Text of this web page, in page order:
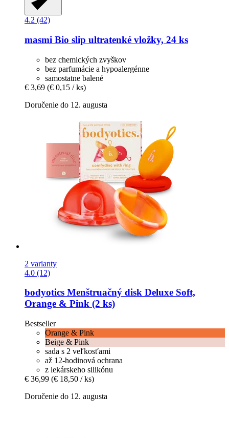
4.2 (42)
masmi Bio slip ultratenké vložky, 24 ks
bez chemických zvyškov
bez parfumácie a hypoalergénne
samostatne balené
€ 3,69 (€ 0,15 / ks)
Doručenie do 12. augusta
2 varianty
4.0 (12)
bodyotics Menštruačný disk Deluxe Soft,
Orange & Pink (2 ks)
Bestseller
Orange & Pink
Beige & Pink
sada s 2 veľkosťami
až 12-hodinová ochrana
z lekárskeho silikónu
€ 36,99 (€ 18,50 / ks)
Doručenie do 12. augusta